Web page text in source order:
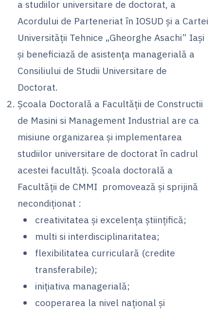
a studiilor universitare de doctorat, a
Acordului de Parteneriat în IOSUD şi a Cartei
Universităţii Tehnice „Gheorghe Asachi” Iaşi
şi beneficiază de asistenţa managerială a
Consiliului de Studii Universitare de
Doctorat.
Şcoala Doctorală a Facultăţii de Constructii
de Masini si Management Industrial are ca
misiune organizarea şi implementarea
studiilor universitare de doctorat în cadrul
acestei facultăţi. Şcoala doctorală a
Facultăţii de CMMI promovează şi sprijină
necondiţionat :
creativitatea şi excelenţa ştiinţifică;
multi si interdisciplinaritatea;
flexibilitatea curriculară (credite
transferabile);
iniţiativa managerială;
cooperarea la nivel naţional şi